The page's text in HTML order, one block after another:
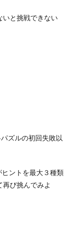
いと挑戦できない
ズルの初回失敗以
ントを最大３種類
び挑んでみよ